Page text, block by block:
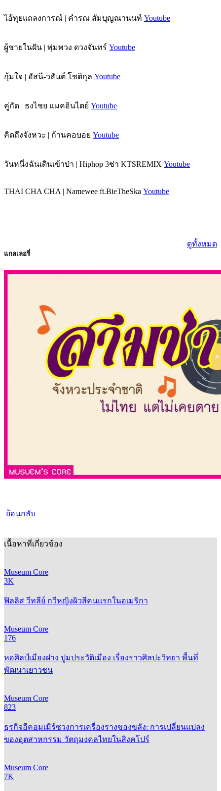
ไอ้ทุยแถลงการณ์ | คำรณ สัมบุญณานนท์ Youtube
ผู้ชายในฝัน | พุ่มพวง ดวงจันทร์ Youtube
กุ้มใจ | อัสนี-วสันต์ โชติกุล Youtube
คู่กัด | ธงไชย แมคอินไตย์ Youtube
คิดถึงจังหวะ | ก้านคอบอย Youtube
วันหนึ่งฉันเดินเข้าป่า | Hiphop 3ช่า KTSREMIX Youtube
THAI CHA CHA | Namewee ft.BieTheSka Youtube
แกลเลอรี่
ดูทั้งหมด
ย้อนกลับ
เนื้อหาที่เกี่ยวข้อง
Museum Core
3K
ฟิลลิส วีทลีย์ กวีหญิงผิวสีคนแรกในอเมริกา
Museum Core
176
หอศิลป์เมืองฝาง ปูมประวัติเมือง เรื่องราวศิลปะวิทยา พื้นที่
พัฒนาเยาวชน
Museum Core
823
ธุรกิจอีคอมเมิร์ซวงการเครื่องรางของขลัง: การเปลี่ยนแปลง
ของอุตสาหกรรม วัตถุมงคลไทยในสิงคโปร์
Museum Core
7K